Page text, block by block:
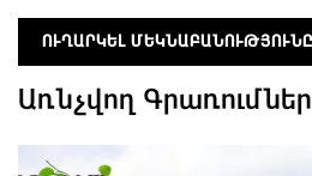
Առնչվող Գրառումներ